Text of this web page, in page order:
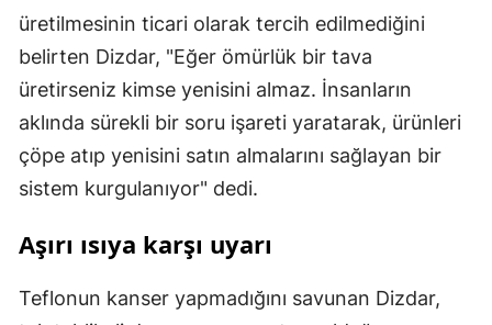
üretilmesinin ticari olarak tercih edilmediğini
belirten Dizdar, "Eğer ömürlük bir tava
üretirseniz kimse yenisini almaz. İnsanların
aklında sürekli bir soru işareti yaratarak, ürünleri
çöpe atıp yenisini satın almalarını sağlayan bir
sistem kurgulanıyor" dedi.
Aşırı ısıya karşı uyarı
Teflonun kanser yapmadığını savunan Dizdar,